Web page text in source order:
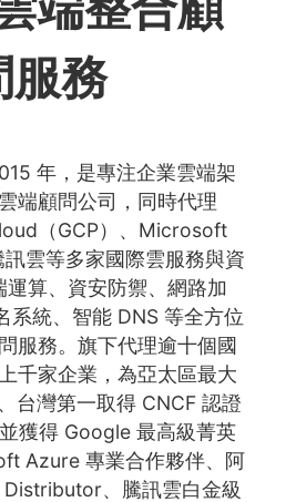
服務
年，是專注企業雲端架
端顧問公司，同時代理
（GCP）、Microsoft
雲等多家國際雲服務與資
算、資安防禦、網路加
系統、智能 DNS 等全方位
服務。旗下代理逾十個國
千家企業，為亞太區最大
台灣第一取得 CNCF 認證
獲得 Google 最高級菁英
Azure 專業合作夥伴、阿
、騰訊雲白金級